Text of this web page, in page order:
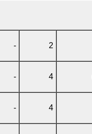
2
-
4
-
4
-